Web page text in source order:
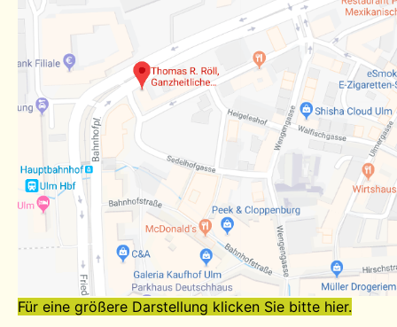
Für eine größere Darstellung klicken Sie bitte hier.